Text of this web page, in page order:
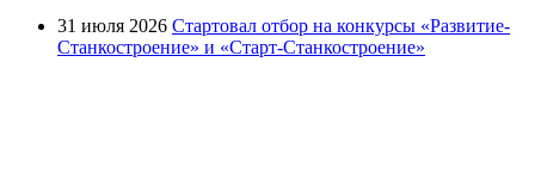
31 июля 2026 Стартовал отбор на конкурсы «Развитие-
Станкостроение» и «Старт-Станкостроение»